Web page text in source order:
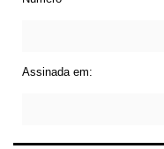
Assinada em: